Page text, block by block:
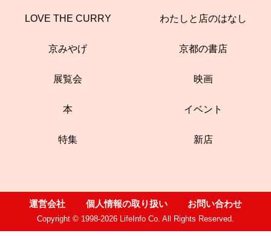
LOVE THE CURRY わたしと店のはなし
京みやげ 京都の書店
展覧会 映画
本 イベント
特集 新店
運営会社 個人情報の取り扱い お問い合わせ
Copyright © 1998-2026 LifeInfo Co. All Rights Reserved.